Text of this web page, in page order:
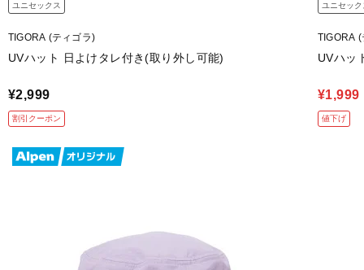
ユニセックス
TIGORA (ティゴラ)
UVハット 日よけタレ付き(取り外し可能)
¥2,999
割引クーポン
ユニセック
TIGORA
UVハッ
¥1,999
値下げ